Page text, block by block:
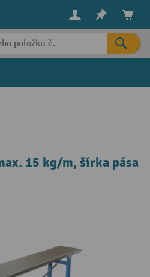
15 kg/m, šírka pása